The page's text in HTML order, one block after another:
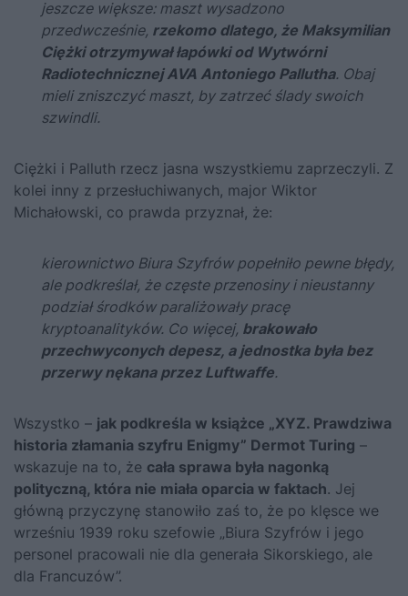
jeszcze większe: maszt wysadzono
przedwcześnie, rzekomo dlatego, że Maksymilian
Ciężki otrzymywał łapówki od Wytwórni
Radiotechnicznej AVA Antoniego Pallutha. Obaj
mieli zniszczyć maszt, by zatrzeć ślady swoich
szwindli.
Ciężki i Palluth rzecz jasna wszystkiemu zaprzeczyli. Z
kolei inny z przesłuchiwanych, major Wiktor
Michałowski, co prawda przyznał, że:
kierownictwo Biura Szyfrów popełniło pewne błędy,
ale podkreślał, że częste przenosiny i nieustanny
podział środków paraliżowały pracę
kryptoanalityków. Co więcej, brakowało
przechwyconych depesz, a jednostka była bez
przerwy nękana przez Luftwaffe.
Wszystko – jak podkreśla w książce „XYZ. Prawdziwa
historia złamania szyfru Enigmy” Dermot Turing –
wskazuje na to, że cała sprawa była nagonką
polityczną, która nie miała oparcia w faktach. Jej
główną przyczynę stanowiło zaś to, że po klęsce we
wrześniu 1939 roku szefowie „Biura Szyfrów i jego
personel pracowali nie dla generała Sikorskiego, ale
dla Francuzów”.